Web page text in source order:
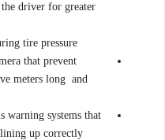
the driver for greater
tire pressure.
that prevent
meters long and
warning systems that
up correctly.